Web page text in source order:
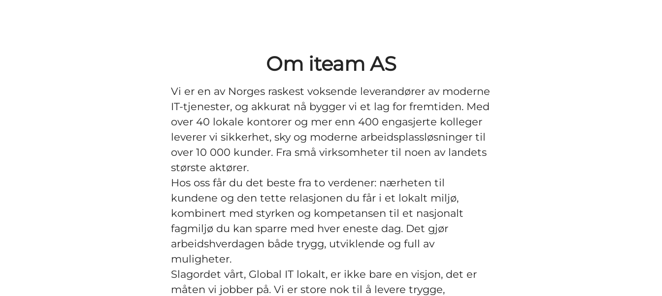
Om iteam AS
Vi er en av Norges raskest voksende leverandører av moderne
IT-tjenester, og akkurat nå bygger vi et lag for fremtiden. Med
over 40 lokale kontorer og mer enn 400 engasjerte kolleger
leverer vi sikkerhet, sky og moderne arbeidsplassløsninger til
over 10 000 kunder. Fra små virksomheter til noen av landets
største aktører.
Hos oss får du det beste fra to verdener: nærheten til
kundene og den tette relasjonen du får i et lokalt miljø,
kombinert med styrken og kompetansen til et nasjonalt
fagmiljø du kan sparre med hver eneste dag. Det gjør
arbeidshverdagen både trygg, utviklende og full av
muligheter.
Slagordet vårt, Global IT lokalt, er ikke bare en visjon, det er
måten vi jobber på. Vi er store nok til å levere trygge,